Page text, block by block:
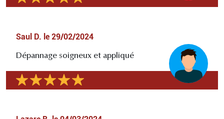
Saul D. le 29/02/2024
Dépannage soigneux et appliqué